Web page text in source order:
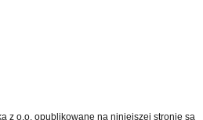
z o.o. opublikowane na niniejszej stronie są